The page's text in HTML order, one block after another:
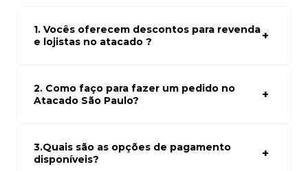
1. Vocês oferecem descontos para revenda
e lojistas no atacado ?
atacado empresas e compre com os melhores preços
para seu modelo de negócio
2. Como faço para fazer um pedido no
Atacado São Paulo?
carrinho. Em seguida, siga as instruções para finalizar a
compra. Se precisar de ajuda, nossa equipe de suporte
está à disposição para auxiliá-lo.
3.Quais são as opções de pagamento
disponíveis?